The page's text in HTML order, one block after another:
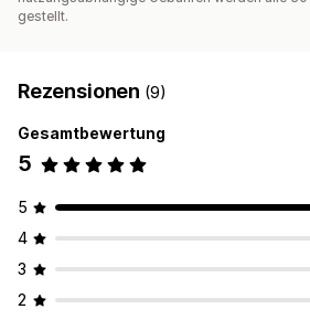
gestellt.
Rezensionen (9)
Gesamtbewertung
5
5
4
3
2